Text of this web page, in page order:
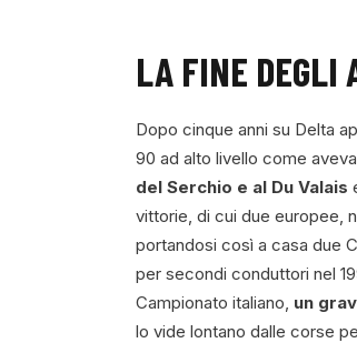
LA FINE DEGLI
Dopo cinque anni su Delta
90 ad alto livello come
del Serchio e al Du Valais
vittorie, di cui due europee,
portandosi così a casa due
per secondi conduttori nel
Campionato italiano, un
lo vide lontano dalle corse